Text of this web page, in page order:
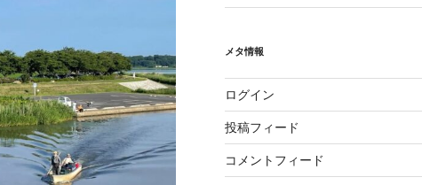
メタ情報
ログイン
投稿フィード
コメントフィード